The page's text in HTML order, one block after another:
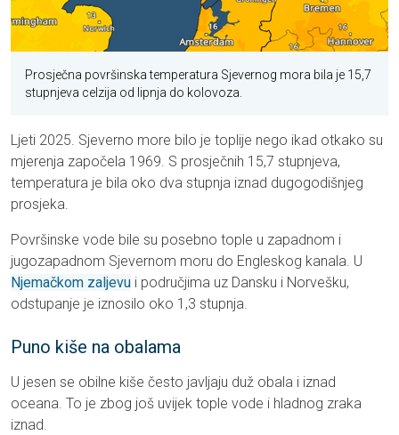
Prosječna površinska temperatura Sjevernog mora bila je 15,7
stupnjeva celzija od lipnja do kolovoza.
Ljeti 2025. Sjeverno more bilo je toplije nego ikad otkako su
mjerenja započela 1969. S prosječnih 15,7 stupnjeva,
temperatura je bila oko dva stupnja iznad dugogodišnjeg
prosjeka.
Površinske vode bile su posebno tople u zapadnom i
jugozapadnom Sjevernom moru do Engleskog kanala. U
Njemačkom zaljevu i područjima uz Dansku i Norvešku,
odstupanje je iznosilo oko 1,3 stupnja.
Puno kiše na obalama
U jesen se obilne kiše često javljaju duž obala i iznad
oceana. To je zbog još uvijek tople vode i hladnog zraka
iznad.